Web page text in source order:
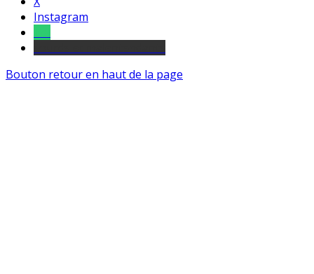
Instagram
Bouton retour en haut de la page